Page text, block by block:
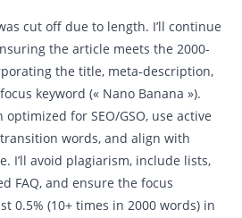
cut off due to length. I’ll continue
the article meets the 2000-
the title, meta-description,
keyword (« Nano Banana »).
for SEO/GSO, use active
words, and align with
I’ll avoid plagiarism, include lists,
FAQ, and ensure the focus
0.5% (10+ times in 2000 words) in